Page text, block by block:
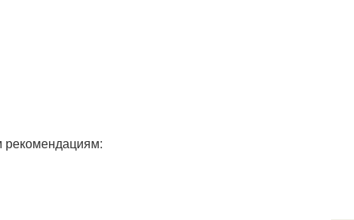
рекомендациям: